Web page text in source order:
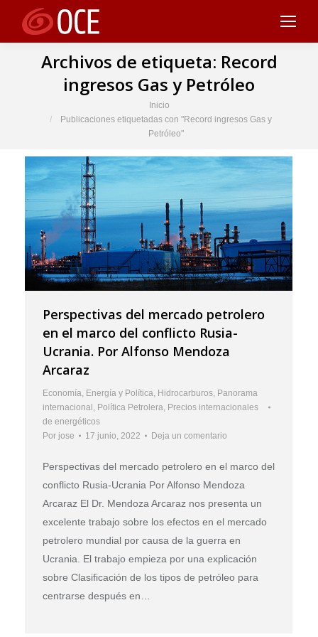
Archivos de etiqueta: Record
ingresos Gas y Petróleo
Inicio
Publicaciones etiquetadas con "Record ingresos Gas y
Petróleo"
Perspectivas del mercado petrolero
en el marco del conflicto Rusia-
Ucrania. Por Alfonso Mendoza
Arcaraz
Economía Energía y Política Hidrocarburos Panorama
internacional Política Petrolera Precios internacionales
de energéticos
Por jose 17 junio, 2022 Deja un comentario
Perspectivas del mercado petrolero en el marco del
conflicto Rusia-Ucrania Por Alfonso Mendoza
Arcaraz El Dr. Mendoza Arcaraz nos presenta un
excelente trabajo sobre los efectos en el mercado
petrolero mundial por causa de la guerra en
Ucrania. El trabajo empieza por una explicación
sobre Clasificación de los tipos de petróleo para
centrarse después en…